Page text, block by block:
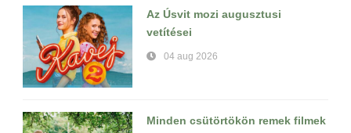
Az Úsvit mozi augusztusi
vetítései
04 aug 2026
Minden csütörtökön remek filmek